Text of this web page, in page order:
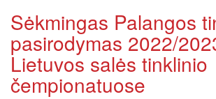
Sėkmingas Palangos
pasirodymas 2022/
Lietuvos salės tinklinio
čempionatuose